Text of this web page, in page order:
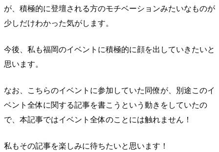
が、積極的に登壇される方のモチベーションみたいなものが
少しだけわかった気がします。
今後、私も福岡のイベントに積極的に顔を出していきたいと
思います。
なお、こちらのイベントに参加していた同僚が、別途このイ
ベント全体に関する記事を書こうという動きをしていたの
で、本記事ではイベント全体のことには触れません！
私もその記事を楽しみに待ちたいと思います！